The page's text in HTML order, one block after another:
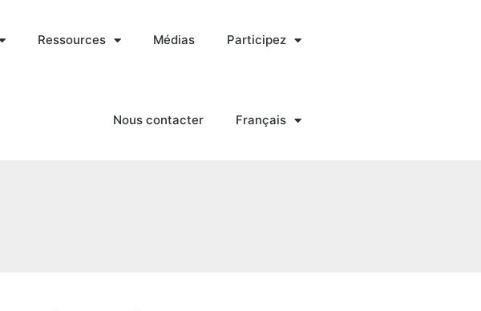
Ressources Médias Participez
Nous contacter Français